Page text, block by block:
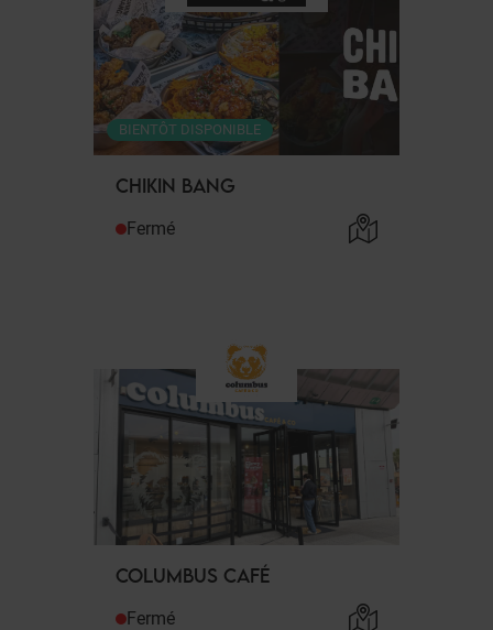
CHIKIN BANG
BIENTÔT DISPONIBLE
Fermé
COLUMBUS CAFÉ
Fermé